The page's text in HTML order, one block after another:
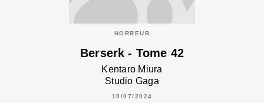
HORREUR
Berserk - Tome 42
Kentaro Miura
Studio Gaga
10/07/2024